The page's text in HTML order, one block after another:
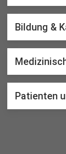
Bildung &
Patienten